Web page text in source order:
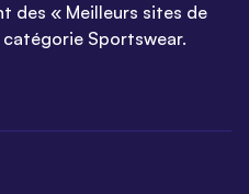
des « Meilleurs sites de
Sportswear.